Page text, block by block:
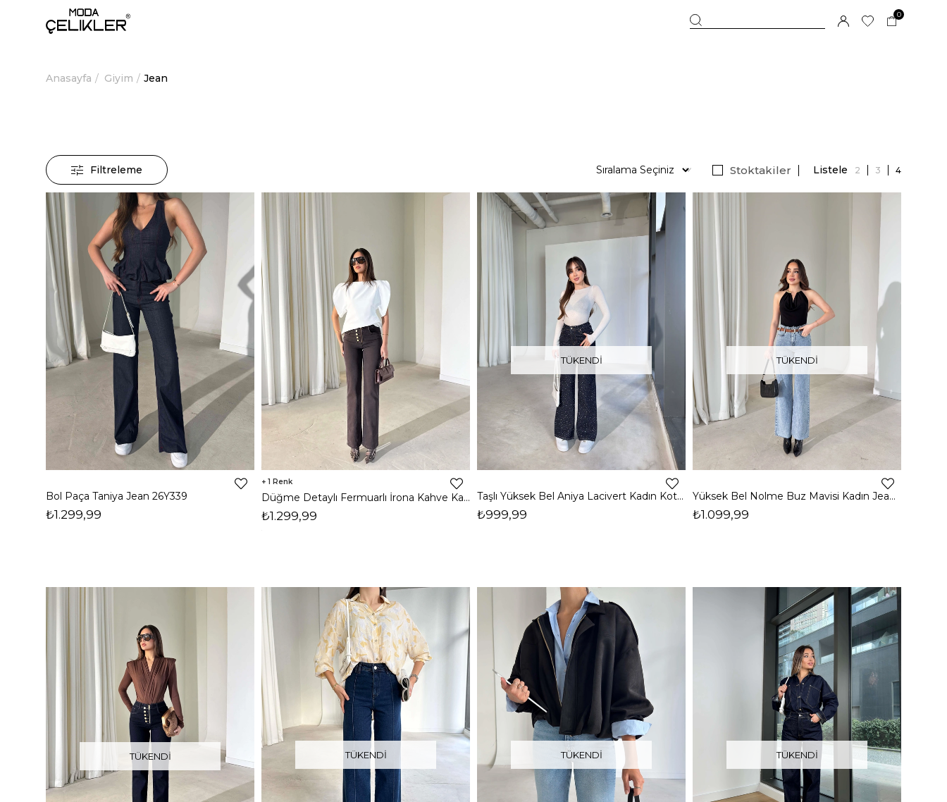
0
Anasayfa Giyim Jean
Filtreleme Stoktakiler
Bol Paça Taniya Jean 26Y339
₺1.299,99
1
Düğme Detaylı Fermuarlı İrona Kahve Kadın Jean 26K408
₺1.299,99
TÜKENDI
Taşlı Yüksek Bel Aniya Lacivert Kadın Kot Jean Pantolon 26Y141
₺999,99
TÜKENDI
Yüksek Bel Nolme Buz Mavisi Kadın Jeans 26Y024
₺1.099,99
TÜKENDI TÜKENDI TÜKENDI TÜKENDI